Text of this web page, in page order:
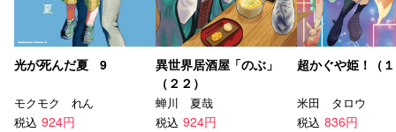
光が死んだ夏 9
モクモク れん
税込 924円
異世界居酒屋「のぶ」
（２２）
蝉川 夏哉
税込 924円
超かぐや姫！（
米田 タロウ
税込 836円